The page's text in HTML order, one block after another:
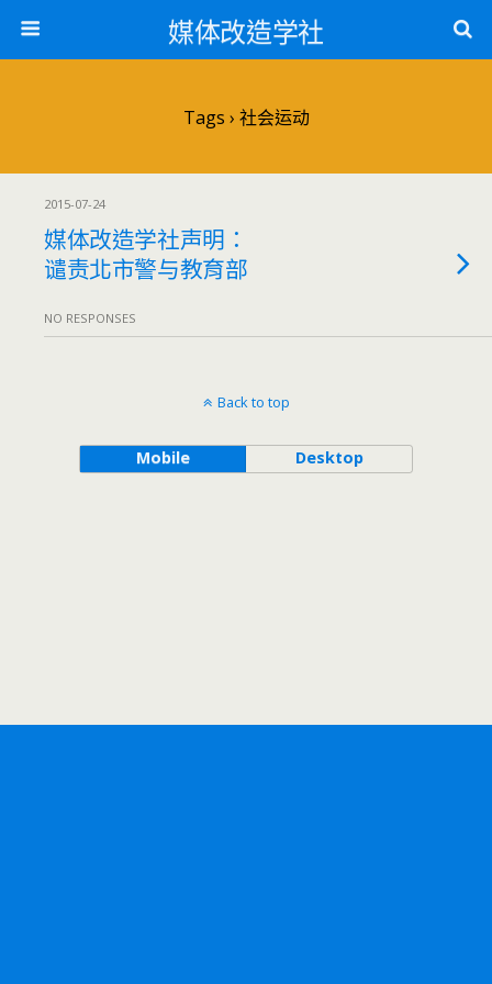
媒体改造学社
Tags › 社会运动
2015-07-24
媒体改造学社声明：
谴责北市警与教育部
NO RESPONSES
Back to top
Mobile Desktop